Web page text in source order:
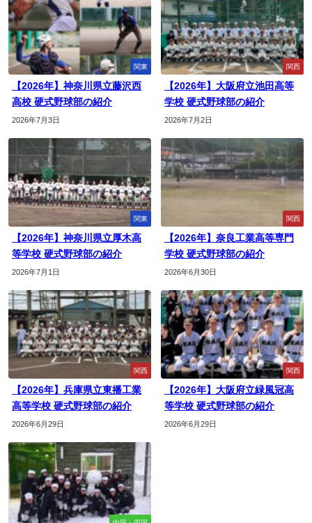
関東
【2026年】神奈川県立藤沢西
高校 硬式野球部の紹介
2026年7月3日
関西
【2026年】大阪府立池田高等
学校 硬式野球部の紹介
2026年7月2日
関東
【2026年】神奈川県立厚木高
等学校 硬式野球部の紹介
2026年7月1日
関西
【2026年】奈良工業高等専門
学校 硬式野球部の紹介
2026年6月30日
関西
【2026年】兵庫県立東播工業
高等学校 硬式野球部の紹介
2026年6月29日
関西
【2026年】大阪府立緑風冠高
等学校 硬式野球部の紹介
2026年6月29日